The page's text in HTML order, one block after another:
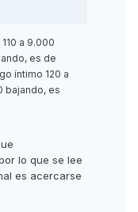
a 9.000
es de
íntimo 120 a
bajando, es
lo que se lee
es acercarse